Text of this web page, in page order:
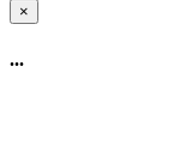
×
...